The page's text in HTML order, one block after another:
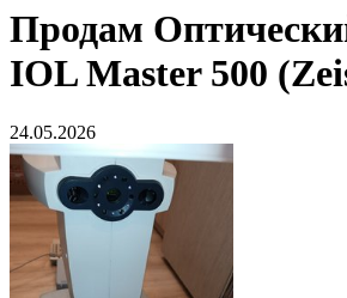
Продам
IOL Master 500
24.05.2026